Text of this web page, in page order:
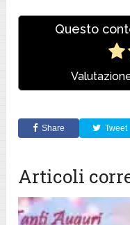
Questo
Share Tweet
Articoli